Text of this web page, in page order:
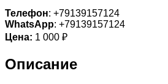
Телефон: +79139157124
WhatsApp: +79139157124
Цена: 1 000 ₽
Описание